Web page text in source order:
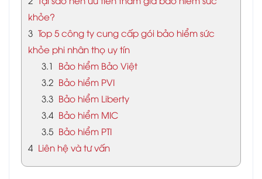
khỏe?
3 Top 5 công ty cung cấp gói bảo hiểm sức
khỏe phi nhân thọ uy tín
3.1
Bảo hiểm Bảo Việt
3.2 Bảo hiểm PVI
3.3 Bảo hiểm Liberty
3.4 Bảo hiểm MIC
3.5 Bảo hiểm PTI
4 Liên hệ và tư vấn